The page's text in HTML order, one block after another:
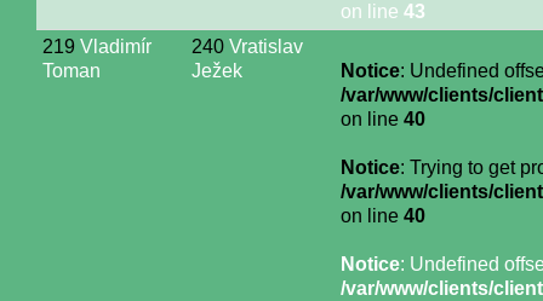
on line 43
219 Vladimír
Toman
240 Vratislav
Ježek
Notice: Undefined
/var/www/clients/
on line 40
Notice: Trying to get
/var/www/clients/
on line 40
Notice: Undefined
/var/www/clients/